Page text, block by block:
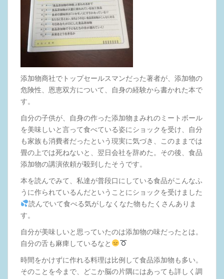
添加物商社でトップセールスマンだった著者が、添加物の
危険性、恩恵双方について、自身の経験から書かれた本で
す。
自分の子供が、自身の作った添加物まみれのミートボール
を美味しいと言って食べている姿にショックを受け、自分
も家族も消費者だったという現実に気づき、このままでは
畳の上では死ねないと、翌日会社を辞めた。その後、食品
添加物の講演依頼が殺到したそうです。
本を読んでみて、私達が普段口にしている食品がこんなふ
うに作られているんだということにショックを受けました
読んでいて食べる気がしなくなた物もたくさんありま
す。
自分が美味しいと思っていたのは添加物の味だったとは。
自分の舌も麻痺しているなと
時間をかけずに作れる料理は比例して食品添加物も多い。
そのことを今まで、どこか脳の片隅にはあっても詳しく調